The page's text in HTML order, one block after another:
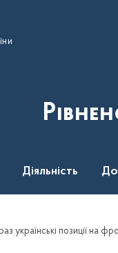
Діяльність